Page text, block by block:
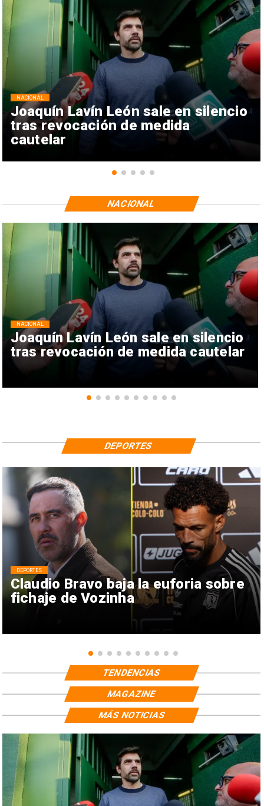
Joaquín Lavín León sale en silencio
tras revocación de medida
cautelar
NACIONAL
Joaquín Lavín León sale en silencio
tras revocación de medida cautelar
NACIONAL
NACIONAL
Claudio Bravo baja la euforia sobre
fichaje de Vozinha
DEPORTES
DEPORTES
TENDENCIAS
MAGAZINE
MÁS NOTICIAS